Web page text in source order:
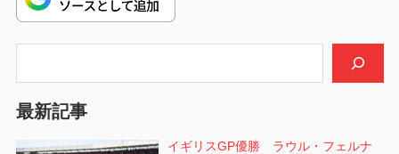
ー
ン
最新記事
イギリスGP優勝 ラウル・フェルナ